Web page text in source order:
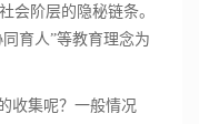
会阶层的隐秘链条。
育人”等教育理念为
收集呢？一般情况